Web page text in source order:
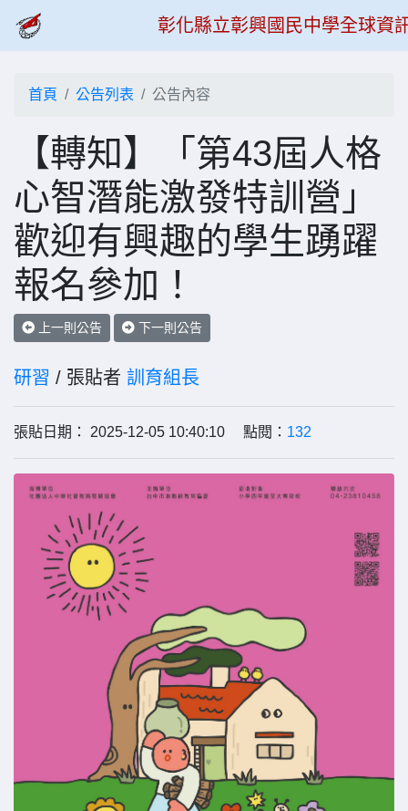
彰化縣立彰興國民中學全球資
首頁 公告列表 公告內容
【轉知】「第43屆人格
心智潛能激發特訓營」
歡迎有興趣的學生踴躍
報名參加！
上一則公告 下一則公告
研習 / 張貼者 訓育組長
張貼日期： 2025-12-05 10:40:10 點閱： 132